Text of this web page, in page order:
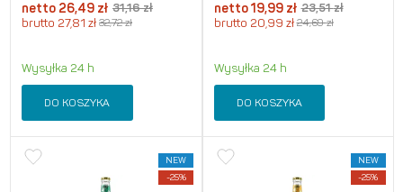
netto 26,49 zł 31,16zł
brutto 27,81 zł 32,72zł
Wysyłka 24 h
DO KOSZYKA
netto 19,99 zł 23,51zł
brutto 20,99 zł 24,69zł
Wysyłka 24 h
DO KOSZYKA
NEW
-25%
NEW
-25%